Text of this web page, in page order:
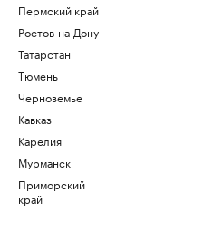
Пермский край
Ростов-на-Дону
Татарстан
Тюмень
Черноземье
Кавказ
Карелия
Мурманск
Приморский
край